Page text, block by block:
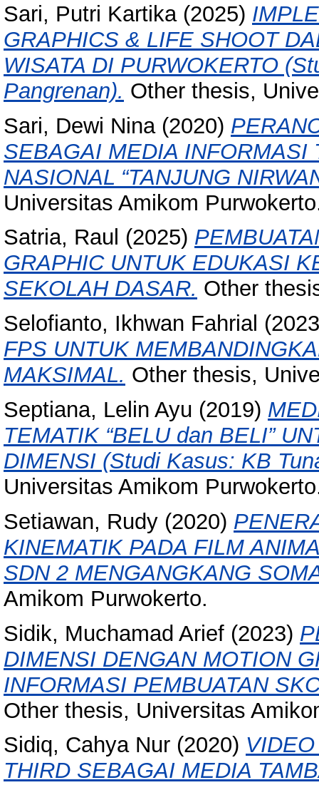
Sari, Putri Kartika(2025)
GRAPHICS & LIFE SHOOT
WISATA DI PURWOKERTO
Pangrenan). Other thesis,
Sari, Dewi Nina(2020)
SEBAGAI MEDIA INFORMASI
NASIONAL “TANJUNG
Universitas Amikom
Satria, Raul (2025)
GRAPHIC UNTUK EDUKASI
SEKOLAH DASAR. Other
Selofianto, Ikhwan Fahrial
FPS UNTUK
MAKSIMAL. Other thesis,
Septiana, Lelin Ayu (2019)
TEMATIK “BELU dan BELI”
DIMENSI (Studi Kasus: KB
Universitas Amikom
Setiawan, Rudy (2020)
KINEMATIK PADA FILM
SDN 2 MENGANGKANG
Amikom Purwokerto.
Sidik, Muchamad Arief (2023)
DIMENSI DENGAN MOTION
INFORMASI PEMBUATAN
Other thesis, Universitas
Sidiq, Cahya Nur (2020)
THIRD SEBAGAI MEDIA